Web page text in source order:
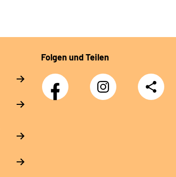
Folgen und Teilen
Facebook Instagram
Teilen